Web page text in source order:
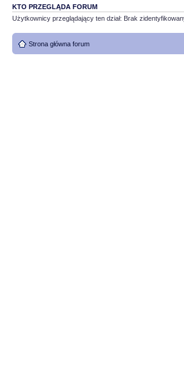
KTO PRZEGLĄDA FORUM
Użytkownicy przeglądający ten dział: Brak
Strona główna forum